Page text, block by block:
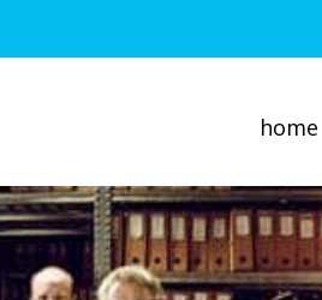
home